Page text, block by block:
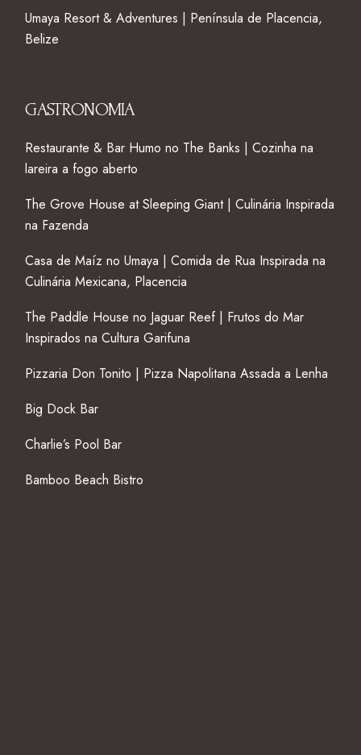
Umaya Resort & Adventures | Península de Placencia,
Belize
GASTRONOMIA
Restaurante & Bar Humo no The Banks | Cozinha na
lareira a fogo aberto
The Grove House at Sleeping Giant | Culinária Inspirada
na Fazenda
Casa de Maíz no Umaya | Comida de Rua Inspirada na
Culinária Mexicana, Placencia
The Paddle House no Jaguar Reef | Frutos do Mar
Inspirados na Cultura Garifuna
Pizzaria Don Tonito | Pizza Napolitana Assada a Lenha
Big Dock Bar
Charlie’s Pool Bar
Bamboo Beach Bistro